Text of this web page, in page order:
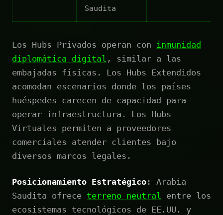
Saudita
Los Hubs Privados operan con inmunidad
diplomática digital , similar a las
embajadas físicas. Los Hubs Extendidos
acomodan escenarios donde los países
huéspedes carecen de capacidad para
operar infraestructura. Los Hubs
Virtuales permiten a proveedores
comerciales atender clientes bajo
diversos marcos legales.
Posicionamiento Estratégico : Arabia
Saudita ofrece terreno neutral
entre los
ecosistemas tecnológicos de EE.UU. y